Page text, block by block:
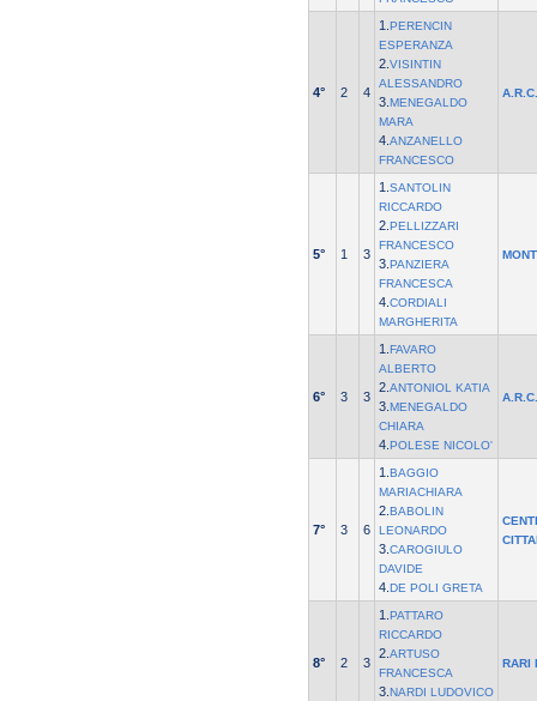
4° 2 4
1. PERENCIN
ESPERANZA
2. VISINTIN
ALESSANDRO
3. MENEGALDO
MARA
4. ANZANELLO
FRANCESCO
5° 1 3
1. SANTOLIN
RICCARDO
2. PELLIZZARI
FRANCESCO
3. PANZIERA
FRANCESCA
4. CORDIALI
MARGHERITA
6° 3 3
1. FAVARO
ALBERTO
2. ANTONIOL KATIA
3. MENEGALDO
CHIARA
4. POLESE NICOLO'
7° 3 6
1. BAGGIO
MARIACHIARA
2. BABOLIN
LEONARDO
3. CAROGIULO
DAVIDE
4. DE POLI GRETA
8° 2 3
1. PATTARO
RICCARDO
2. ARTUSO
FRANCESCA
3. NARDI LUDOVICO
RARI